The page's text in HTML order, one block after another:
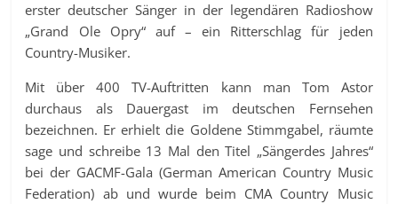
erster deutscher Sänger in der legendären Radioshow
„Grand Ole Opry“ auf – ein Ritterschlag für jeden
Country-Musiker.
Mit über 400 TV-Auftritten kann man Tom Astor
durchaus als Dauergast im deutschen Fernsehen
bezeichnen. Er erhielt die Goldene Stimmgabel, räumte
sage und schreibe 13 Mal den Titel „Sängerdes Jahres“
bei der GACMF-Gala (German American Country Music
Federation) ab und wurde beim CMA Country Music